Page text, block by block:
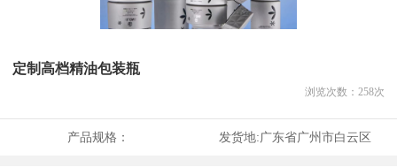
定制高档精油包装瓶
浏览次数： 258次
产品规格： 发货地:广东省广州市白云区